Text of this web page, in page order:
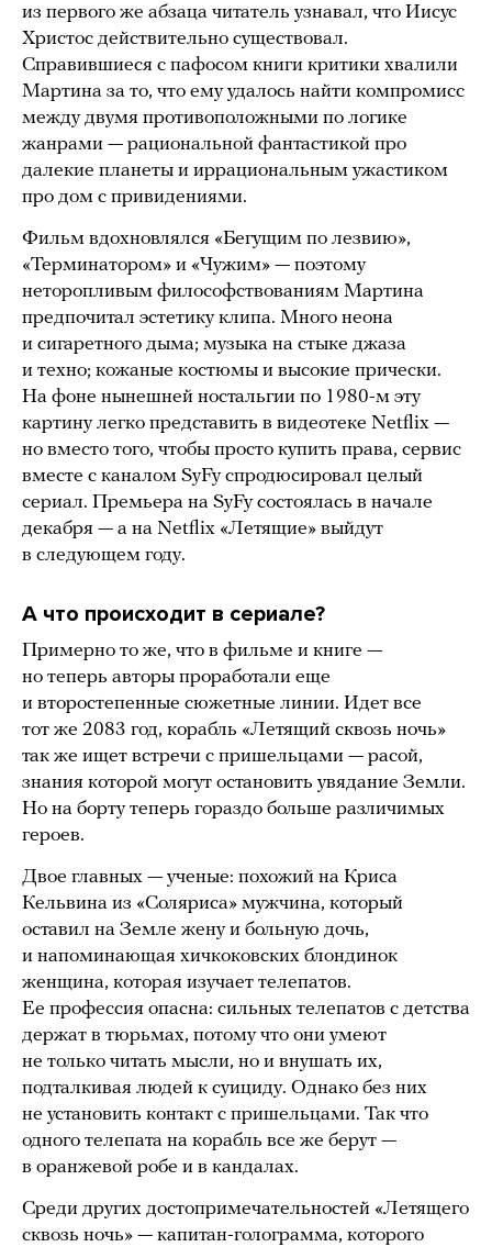
из первого же абзаца читатель узнавал, что Иисус
Христос действительно существовал.
Справившиеся с пафосом книги критики хвалили
Мартина за то, что ему удалось найти компромисс
между двумя противоположными по логике
жанрами — рациональной фантастикой про
далекие планеты и иррациональным ужастиком
про дом с привидениями.
Фильм вдохновлялся «Бегущим по лезвию»,
«Терминатором» и «Чужим» — поэтому
неторопливым философствованиям Мартина
предпочитал эстетику клипа. Много неона
и сигаретного дыма; музыка на стыке джаза
и техно; кожаные костюмы и высокие прически.
На фоне нынешней ностальгии по 1980-м эту
картину легко представить в видеотеке Netflix —
но вместо того, чтобы просто купить права, сервис
вместе с каналом SyFy спродюсировал целый
сериал. Премьера на SyFy состоялась в начале
декабря — а на Netflix «Летящие» выйдут
в следующем году.
А что происходит в сериале?
Примерно то же, что в фильме и книге —
но теперь авторы проработали еще
и второстепенные сюжетные линии. Идет все
тот же 2083 год, корабль «Летящий сквозь ночь»
так же ищет встречи с пришельцами — расой,
знания которой могут остановить увядание Земли.
Но на борту теперь гораздо больше различимых
героев.
Двое главных — ученые: похожий на Криса
Кельвина из «Соляриса» мужчина, который
оставил на Земле жену и больную дочь,
и напоминающая хичкоковских блондинок
женщина, которая изучает телепатов.
Ее профессия опасна: сильных телепатов с детства
держат в тюрьмах, потому что они умеют
не только читать мысли, но и внушать их,
подталкивая людей к суициду. Однако без них
не установить контакт с пришельцами. Так что
одного телепата на корабль все же берут —
в оранжевой робе и в кандалах.
Среди других достопримечательностей «Летящего
сквозь ночь» — капитан-голограмма, которого